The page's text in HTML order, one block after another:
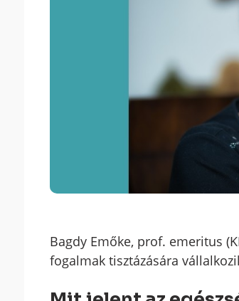
Bagdy Emőke, prof. emeritus
fogalmak tisztázására